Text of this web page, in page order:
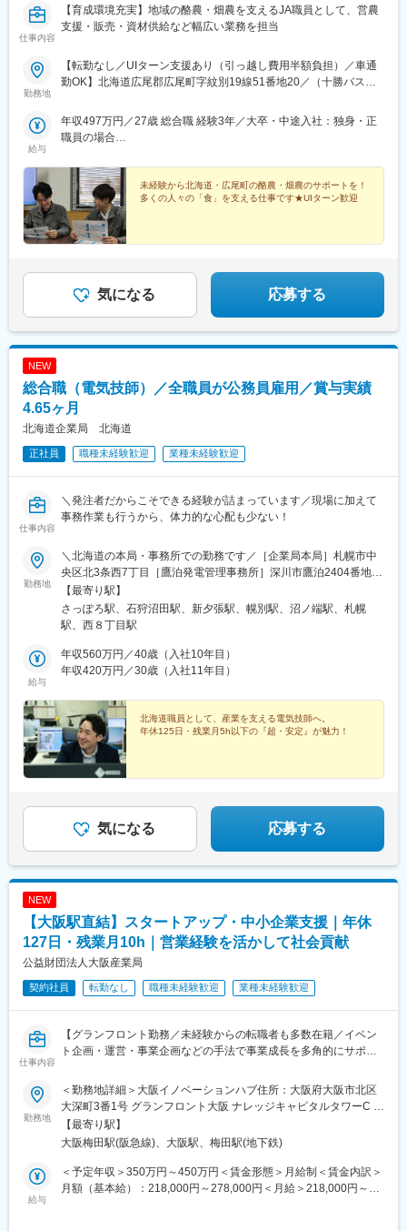
仕事内容
【育成環境充実】地域の酪農・畑農を支えるJA職員として、営農
支援・販売・資材供給など幅広い業務を担当
勤務地
【転勤なし／UIターン支援あり（引っ越し費用半額負担）／車通
勤OK】北海道広尾郡広尾町字紋別19線51番地20／（十勝バス：
道・十勝南部に位置する、太平洋に面した港町で、漁業・農業・
酪農が盛んな自然豊かな地域。十勝港を中心に産業基盤があり、
自然に囲まれた落ち着いた暮らしが実現できる、のどかな環境と
要な機能がコンパクトに整っており、車があれば不便は少なめ。
家賃帯は1LDKで約4～5万円前後、町営住宅なら1～3万円台もあ
り、単身・ファミリーともに住みやすい家賃水準です。◎当組合
からは引っ越し費用の半額負担（規定・上限なし）、また自治体
のUIターン者向けの支援制度（東京圏からの移住の場合／規定あ
いずれにも、安心の環境です。
給与
年収497万円／27歳 総合職 経験3年／大卒・中途入社：独身・正
職員の場合
り・正職員の場合
未経験から北海道・広尾町の酪農・畑農のサポートを！
多くの人々の「食」を支える仕事です★UIターン歓迎
気になる 応募する
NEW
総合職（電気技師）／全職員が公務員雇用／賞与実績
4.65ヶ月
北海道企業局 北海道
正社員 職種未経験歓迎 業種未経験歓迎
仕事内容
＼発注者だからこそできる経験が詰まっています／現場に加えて
事務作業も行うから、体力的な心配も少ない！
勤務地
＼北海道の本局・事務所での勤務です／［企業局本局］札幌市中
央区北3条西7丁目［鷹泊発電管理事務所］深川市鷹泊2404番地
［夕張川発電管理事務所］夕張市沼ノ沢229番地［室蘭地区工業
用水道管理事務所］登別市川上町308-60［苫小牧地区工業用水道
管理事務所］苫小牧市あけぼの町5丁目1-1◆◇将来的な転勤につ
ご安心ください！基本的に勤務地は札幌を含めて5箇所のみ。札幌
から車ですぐに行ける距離感です◎そのため、札幌や近郊にマイ
員もたくさんいます！「地方転勤＝家族とバラバラになる」とい
うことはなく、無理なく続けられる職場です！
【最寄り駅】
さっぽろ駅、石狩沼田駅、新夕張駅、幌別駅、沼ノ端駅、札幌
駅、西８丁目駅
給与
年収560万円／40歳（入社10年目）
年収420万円／30歳（入社11年目）
北海道職員として、産業を支える電気技師へ。
年休125日・残業月5h以下の『超・安定』が魅力！
気になる 応募する
NEW
【大阪駅直結】スタートアップ・中小企業支援｜年休
127日・残業月10h｜営業経験を活かして社会貢献
公益財団法人大阪産業局
契約社員 転勤なし 職種未経験歓迎 業種未経験歓迎
仕事内容
【グランフロント勤務／未経験からの転職者も多数在籍／イベン
ト企画・運営・事業企画などの手法で事業成長を多角的にサポー
★公的機関の立場から「顧客の本質的価値」を追求しながらご提
案できる環境です！
★大阪駅直結・年休127日・残業10Hほど。転勤なし。ワークライ
フバランスも◎
★銀行・メーカー・自治体などの経歴を持つ先輩社員が所属。未
経験の方が多数活躍中です！
勤務地
＜勤務地詳細＞大阪イノベーションハブ住所：大阪府大阪市北区
大深町3番1号 グランフロント大阪 ナレッジキャピタルタワーC 7
階勤務地最寄駅：JR線／大阪駅受動喫煙対策：敷地内全面禁煙変
更の範囲：無
【最寄り駅】
大阪梅田駅(阪急線)、大阪駅、梅田駅(地下鉄)
給与
＜予定年収＞350万円～450万円＜賃金形態＞月給制＜賃金内訳＞
月額（基本給）：218,000円～278,000円＜月給＞218,000円～